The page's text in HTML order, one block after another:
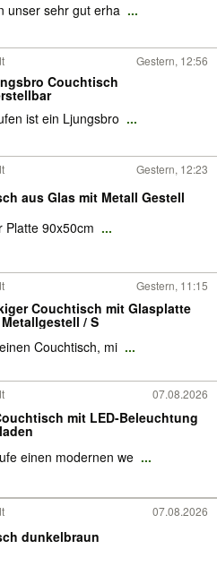
unser sehr gut erha ...
Gestern, 12:56
Couchtisch
ist ein Ljungsbro ...
Gestern, 12:23
aus Glas mit Metall Gestell
Platte 90x50cm ...
Gestern, 11:15
Couchtisch mit Glasplatte
/ S
Couchtisch, mi ...
07.08.2026
mit LED-Beleuchtung
einen modernen we ...
07.08.2026
dunkelbraun